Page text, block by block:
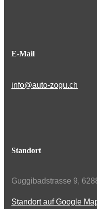
E-Mail
info@auto-zogu.ch
Standort
Guggibadstrasse 9,
Standort auf Google